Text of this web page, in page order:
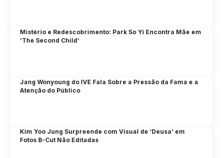
Mistério e Redescobrimento: Park So Yi Encontra Mãe em
‘The Second Child’
Jang Wonyoung do IVE Fala Sobre a Pressão da Fama e a
Atenção do Público
Kim Yoo Jung Surpreende com Visual de ‘Deusa’ em
Fotos B-Cut Não Editadas